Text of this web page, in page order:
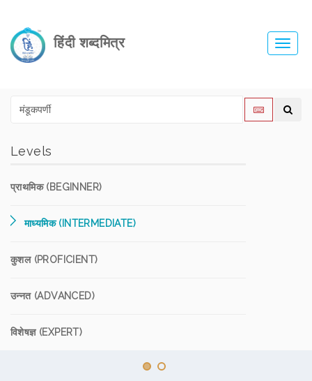
हिंदी शब्दमित्र
Levels
प्राथमिक (BEGINNER)
माध्यमिक (INTERMEDIATE)
कुशल (PROFICIENT)
उन्नत (ADVANCED)
विशेषज्ञ (EXPERT)